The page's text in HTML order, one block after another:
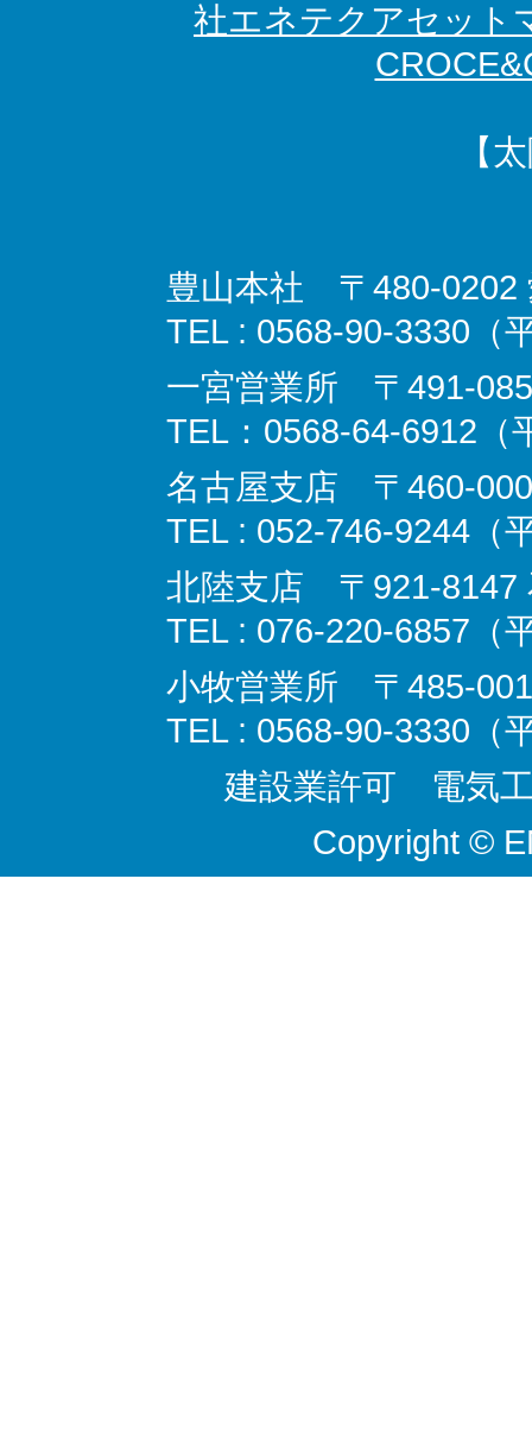
社エネテクアセット
【
豊山本社 〒480-0202
TEL : 0568-90-3330（
一宮営業所 〒491-
TEL：0568-64-6912（
名古屋支店 〒
TEL : 052-746-9244（
北陸支店 〒921-8147
TEL : 076-220-6857（
小牧営業所 〒485-
TEL : 0568-90-3330（
建設業許可 電気
Copyright ©